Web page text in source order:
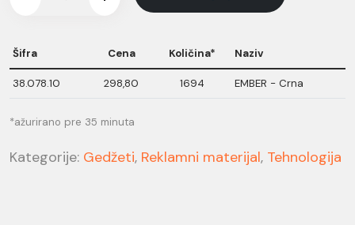
Šifra Cena Količina* Naziv
38.078.10 298,80 1694 EMBER - Crna
*ažurirano pre 35 minuta
Kategorije: Gedžeti, Reklamni materijal, Tehnologija